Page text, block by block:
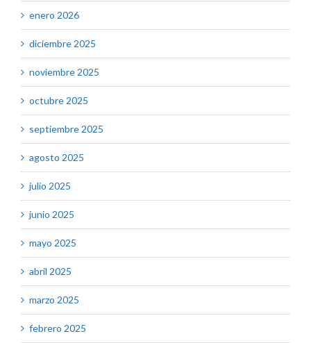
enero 2026
diciembre 2025
noviembre 2025
octubre 2025
septiembre 2025
agosto 2025
julio 2025
junio 2025
mayo 2025
abril 2025
marzo 2025
febrero 2025